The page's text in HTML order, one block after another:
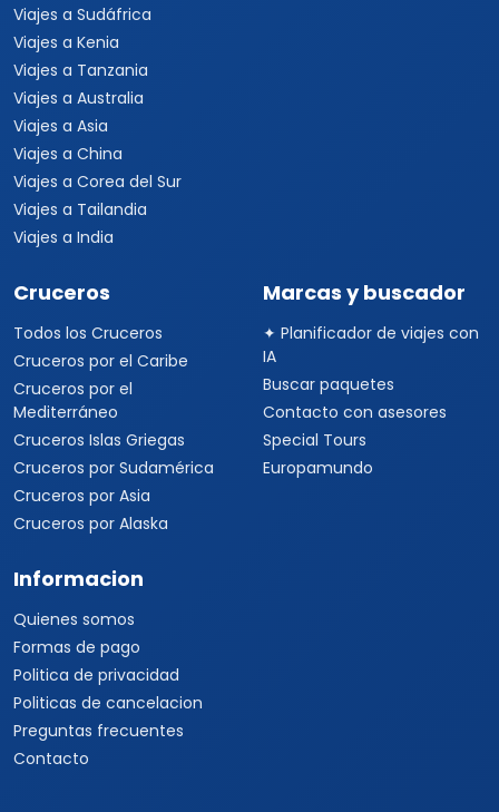
Viajes a Sudáfrica
Viajes a Kenia
Viajes a Tanzania
Viajes a Australia
Viajes a Asia
Viajes a China
Viajes a Corea del Sur
Viajes a Tailandia
Viajes a India
Cruceros
Todos los Cruceros
Cruceros por el Caribe
Cruceros por el
Mediterráneo
Cruceros Islas Griegas
Cruceros por Sudamérica
Cruceros por Asia
Cruceros por Alaska
Marcas y buscador
✦ Planificador de viajes con
IA
Buscar paquetes
Contacto con asesores
Special Tours
Europamundo
Informacion
Quienes somos
Formas de pago
Politica de privacidad
Politicas de cancelacion
Preguntas frecuentes
Contacto